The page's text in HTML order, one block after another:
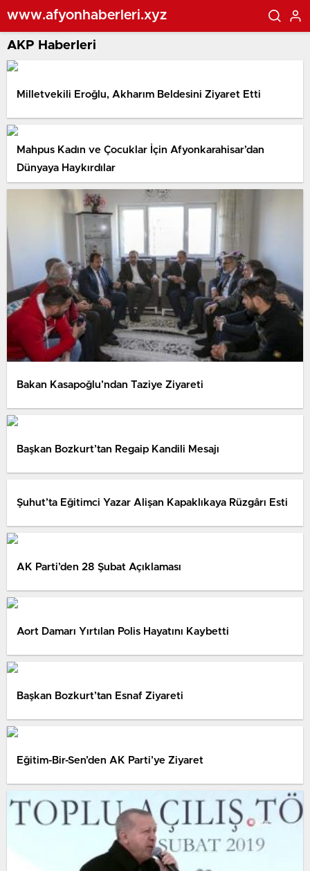
www.afyonhaberleri.xyz
AKP Haberleri
Milletvekili Eroğlu, Akharım Beldesini Ziyaret Etti
Mahpus Kadın ve Çocuklar İçin Afyonkarahisar’dan
Dünyaya Haykırdılar
Bakan Kasapoğlu’ndan Taziye Ziyareti
Başkan Bozkurt’tan Regaip Kandili Mesajı
Şuhut’ta Eğitimci Yazar Alişan Kapaklıkaya Rüzgârı Esti
AK Parti’den 28 Şubat Açıklaması
Aort Damarı Yırtılan Polis Hayatını Kaybetti
Başkan Bozkurt’tan Esnaf Ziyareti
Eğitim-Bir-Sen’den AK Parti’ye Ziyaret